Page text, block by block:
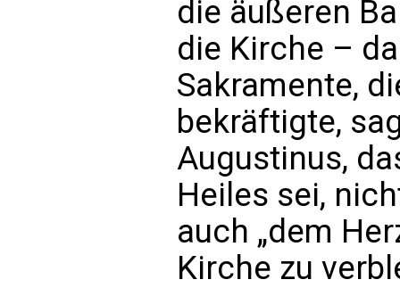
die äußeren
die Kirche –
Sakramente,
bekräftigte,
Augustinus,
Heiles sei,
auch „dem
Kirche zu